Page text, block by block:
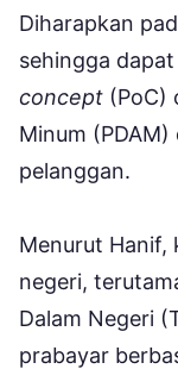
Diharapkan
sehingga
concept (PoC)
Minum
pelanggan.
Menurut Hanif,
negeri,
Dalam Negeri
prabayar